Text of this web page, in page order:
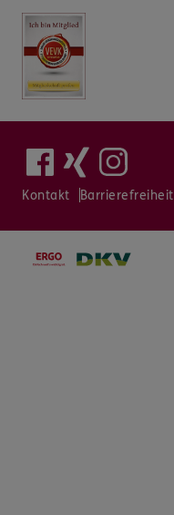
Kontakt Barrierefreiheit